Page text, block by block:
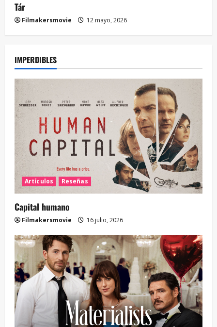
Tár
Filmakersmovie 12 mayo, 2026
IMPERDIBLES
Artículos Reseñas
Capital humano
Filmakersmovie 16 julio, 2026